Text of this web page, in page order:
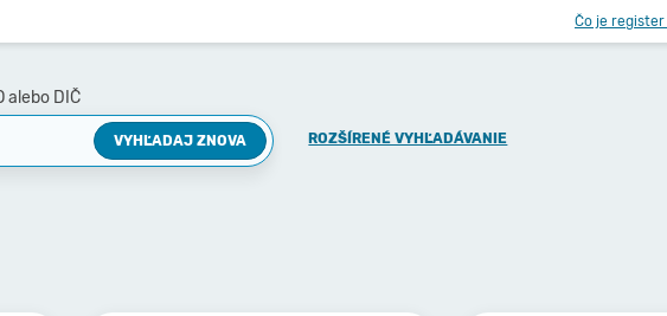
Čo je
alebo DIČ
VYHĽADAJ ZNOVA ROZŠÍRENÉ VYHĽADÁVANIE